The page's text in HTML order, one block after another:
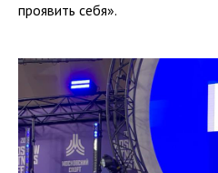
проявить себя».